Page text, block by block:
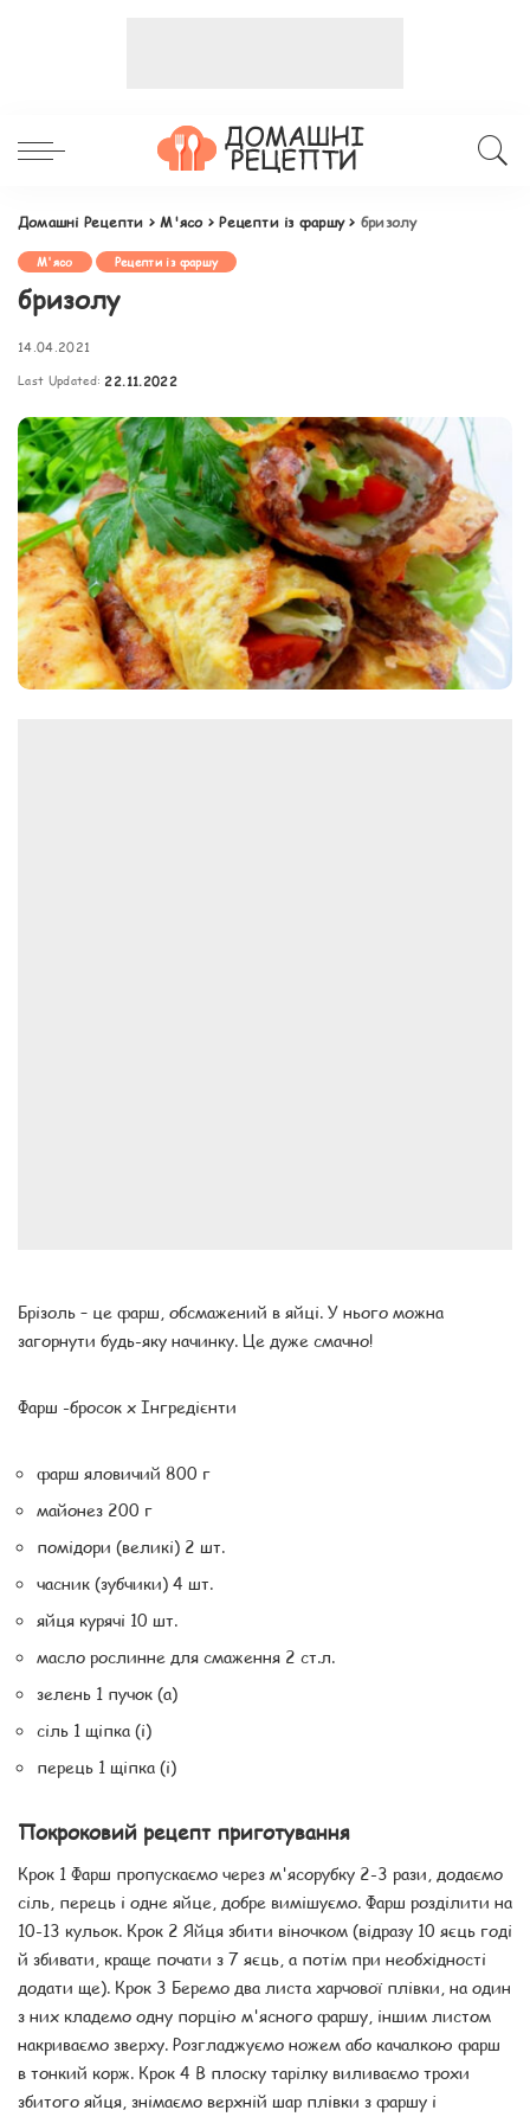
Домашні Рецепти >М'ясо>Рецепти із фаршу> бризолу
М'ясо Рецепти із фаршу
бризолу
14.04.2021
Last Updated: 22.11.2022
Брізоль – це фарш, обсмажений в яйці. У нього можна
загорнути будь-яку начинку. Це дуже смачно!
Фарш -бросок x Інгредієнти
фарш яловичий 800 г
майонез 200 г
помідори (великі) 2 шт.
часник (зубчики) 4 шт.
яйця курячі 10 шт.
масло рослинне для смаження 2 ст.л.
зелень 1 пучок (а)
сіль 1 щіпка (і)
перець 1 щіпка (і)
Покроковий рецепт приготування
Крок 1 Фарш пропускаємо через м'ясорубку 2-3 рази, додаємо
сіль, перець і одне яйце, добре вимішуємо. Фарш розділити на
10-13 кульок. Крок 2 Яйця збити віночком (відразу 10 яєць годі
й збивати, краще почати з 7 яєць, а потім при необхідності
додати ще). Крок 3 Беремо два листа харчової плівки, на один
з них кладемо одну порцію м'ясного фаршу, іншим листом
накриваємо зверху. Розгладжуємо ножем або качалкою фарш
в тонкий корж. Крок 4 В плоску тарілку виливаємо трохи
збитого яйця, знімаємо верхній шар плівки з фаршу і